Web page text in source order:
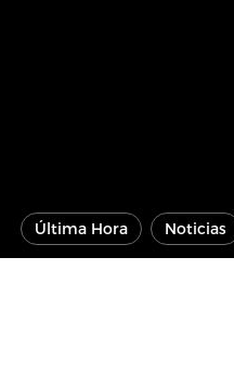
Última Hora Noticias